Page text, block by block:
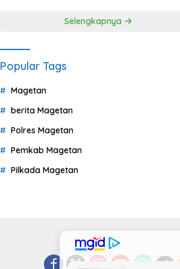
Selengkapnya
Popular Tags
Magetan
berita Magetan
Polres Magetan
Pemkab Magetan
Pilkada Magetan